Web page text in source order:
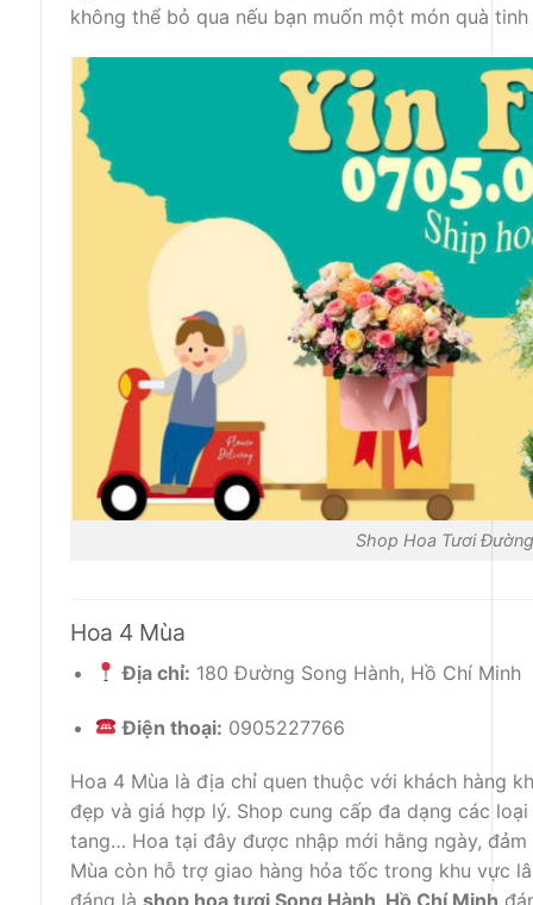
không thể bỏ qua nếu bạn muốn một món quà
Shop Hoa Tươi
Hoa 4 Mùa
Địa chỉ: 180 Đường Song Hành, Hồ Chí Minh
Điện thoại: 0905227766
Hoa 4 Mùa là địa chỉ quen thuộc với khách hàng
đẹp và giá hợp lý. Shop cung cấp đa dạng các
tang… Hoa tại đây được nhập mới hằng ngày,
Mùa còn hỗ trợ giao hàng hỏa tốc trong khu vực